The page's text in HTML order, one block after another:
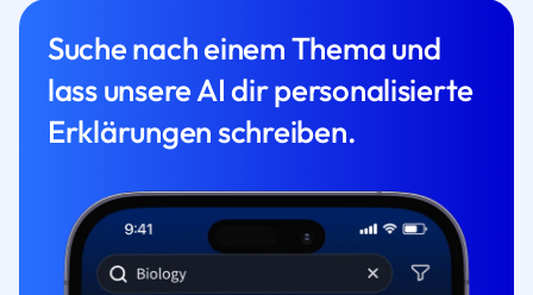
Suche nach einem Thema und
lass unsere AI dir personalisierte
Erklärungen schreiben.